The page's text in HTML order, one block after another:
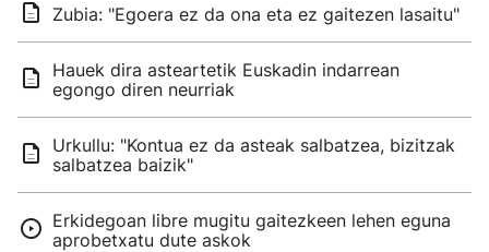
Zubia: "Egoera ez da ona eta ez gaitezen lasaitu"
Hauek dira asteartetik Euskadin indarrean
egongo diren neurriak
Urkullu: "Kontua ez da asteak salbatzea, bizitzak
salbatzea baizik"
Erkidegoan libre mugitu gaitezkeen lehen eguna
aprobetxatu dute askok